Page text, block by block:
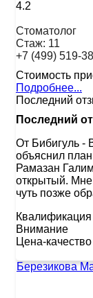
4.2
Стоматолог
Стаж: 11
+7 (499) 519-
Стоимость
Подробнее...
Последний
Последний
От Бибигуль -
объяснил
Рамазан
открытый. Мне
чуть позже
Квалификация
Внимание
Цена-качество
Березикова